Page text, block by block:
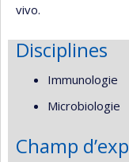
vivo.
Disciplines
Immunologie
Microbiologie
Champ